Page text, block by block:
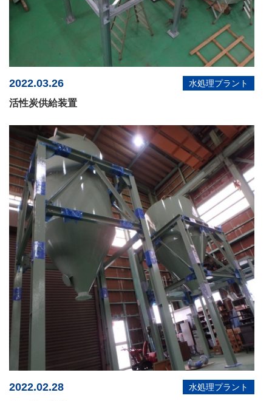
2022.03.26 水処理プラント
活性炭供給装置
2022.02.28 水処理プラント